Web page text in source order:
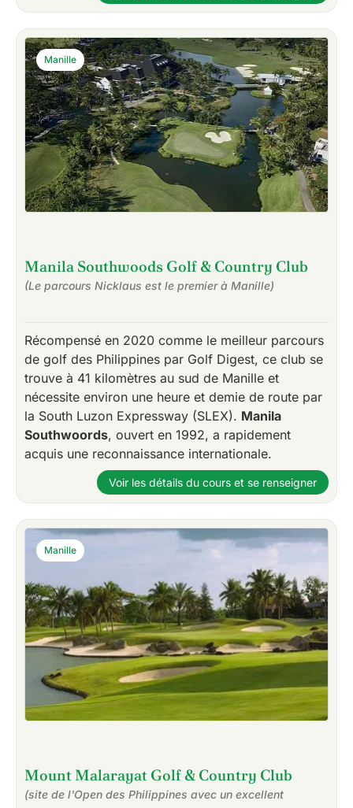
Manila Southwoods Golf & Country Club
(Le parcours Nicklaus est le premier à Manille)
Récompensé en 2020 comme le meilleur parcours
de golf des Philippines par Golf Digest, ce club se
trouve à 41 kilomètres au sud de Manille et
nécessite environ une heure et demie de route par
la South Luzon Expressway (SLEX). Manila
Southwoords, ouvert en 1992, a rapidement
acquis une reconnaissance internationale.
Manille
Voir les détails du cours et se renseigner
Mount Malarayat Golf & Country Club
(site de l'Open des Philippines avec un excellent
Manille